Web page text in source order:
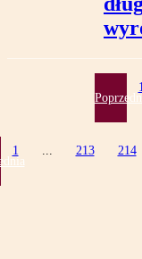
1 ... 213 214